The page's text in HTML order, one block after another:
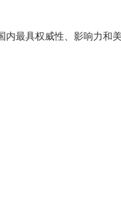
最具权威性、影响力和美